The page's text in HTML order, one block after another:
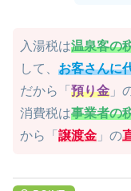
入湯税は温泉客の
して、 お客さんに
だから「 預り金 」
消費税は事業者の
から「 譲渡金 」の